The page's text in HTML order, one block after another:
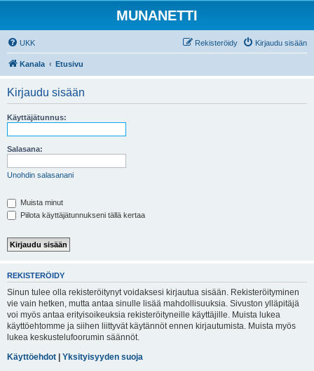
MUNANETTI
UKK Kirjaudu sisään
Rekisteröidy
Kanala Etusivu
Kirjaudu sisään
Käyttäjätunnus:
Salasana:
Unohdin salasanani
Muista minut
Piilota käyttäjätunnukseni tällä kertaa
REKISTERÖIDY
Sinun tulee olla rekisteröitynyt voidaksesi kirjautua sisään. Rekisteröityminen
vie vain hetken, mutta antaa sinulle lisää mahdollisuuksia. Sivuston ylläpitäjä
voi myös antaa erityisoikeuksia rekisteröityneille käyttäjille. Muista lukea
käyttöehtomme ja siihen liittyvät käytännöt ennen kirjautumista. Muista myös
lukea keskustelufoorumin säännöt.
Käyttöehdot | Yksityisyyden suoja